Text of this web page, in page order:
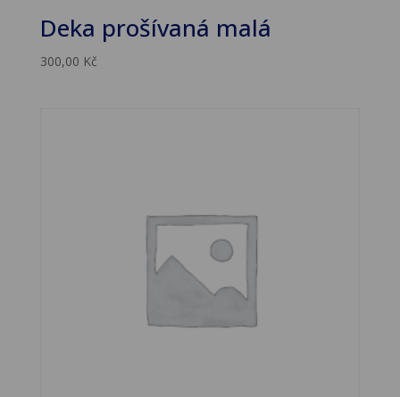
Deka prošívaná malá
300,00 Kč